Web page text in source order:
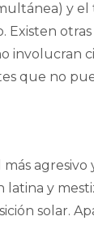
y
Existen
involucran
que no
más
latina y
solar.